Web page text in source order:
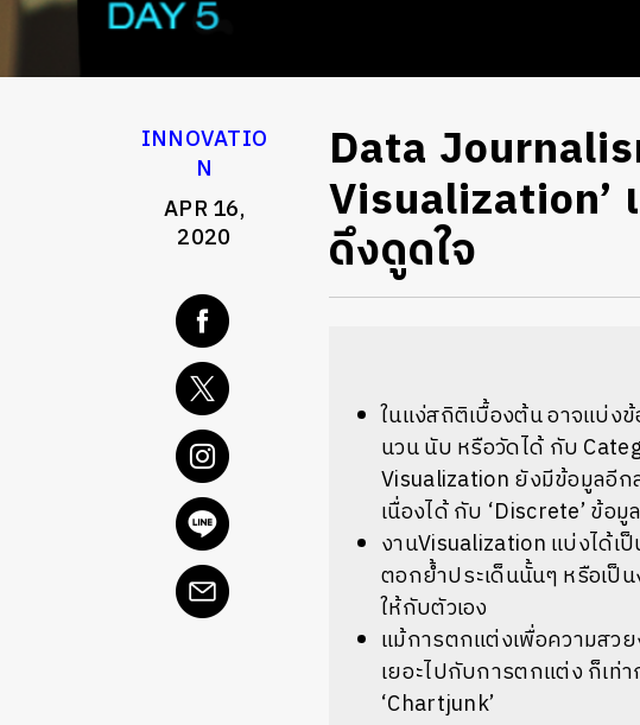
INNOVATIO
N
APR 16,
2020
Data
Visualization’
ดึงดูดใจ
ในแง่สถิติเบื้องต้น อาจแบ่ง
นวน นับ หรือวัดได้ กับ
Visualization ยังมีข้อมูลอีก
เนื่องได้ กับ ‘Discrete’ ข้อ
งานVisualization แบ่งได้เ
ตอกย้ำประเด็นนั้นๆ หรือเป็
ให้กับตัวเอง
แม้การตกแต่งเพื่อความสว
เยอะไปกับการตกแต่ง ก็เท่
‘Chartjunk’